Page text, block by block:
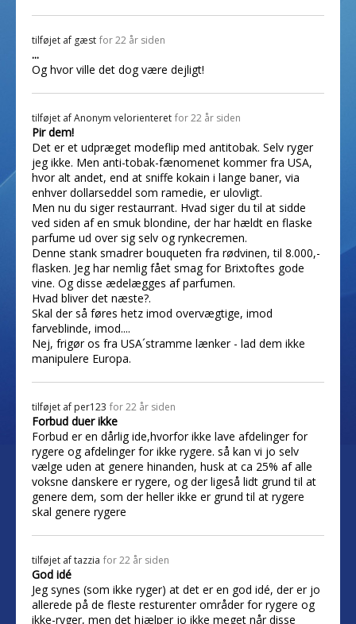
tilføjet af gæst for 22 år siden
...
Og hvor ville det dog være dejligt!
tilføjet afAnonym velorienteret for 22 år siden
Pir dem!
Det er et udpræget modeflip med antitobak. Selv ryger
jeg ikke. Men anti-tobak-fænomenet kommer fra USA,
hvor alt andet, end at sniffe kokain i lange baner, via
enhver dollarseddel som ramedie, er ulovligt.
Men nu du siger restaurrant. Hvad siger du til at sidde
ved siden af en smuk blondine, der har hældt en flaske
parfume ud over sig selv og rynkecremen.
Denne stank smadrer bouqueten fra rødvinen, til 8.000,-
flasken. Jeg har nemlig fået smag for Brixtoftes gode
vine. Og disse ædelægges af parfumen.
Hvad bliver det næste?.
Skal der så føres hetz imod overvægtige, imod
farveblinde, imod....
Nej, frigør os fra USA´stramme lænker - lad dem ikke
manipulere Europa.
tilføjet af per123 for 22 år siden
Forbud duer ikke
Forbud er en dårlig ide,hvorfor ikke lave afdelinger for
rygere og afdelinger for ikke rygere. så kan vi jo selv
vælge uden at genere hinanden, husk at ca 25% af alle
voksne danskere er rygere, og der ligeså lidt grund til at
genere dem, som der heller ikke er grund til at rygere
skal genere rygere
tilføjet aftazzia for 22 år siden
God idé
Jeg synes (som ikke ryger) at det er en god idé, der er jo
allerede på de fleste resturenter områder for rygere og
ikke-ryger, men det hjælper jo ikke meget når disse